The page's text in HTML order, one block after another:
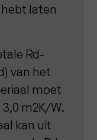
laten
Rd-
van het
moet
m2K/W.
kan uit